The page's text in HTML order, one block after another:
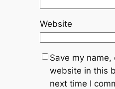
Website
Save my name,
website in this
next time I